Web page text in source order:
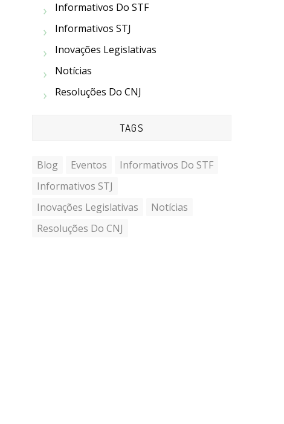
Informativos Do STF
Informativos STJ
Inovações Legislativas
Notícias
Resoluções Do CNJ
TAGS
Blog Eventos
Informativos Do STF
Informativos STJ
Inovações Legislativas
Notícias
Resoluções Do CNJ